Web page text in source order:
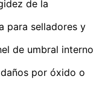
de la
para selladores y
de umbral interno
por óxido o